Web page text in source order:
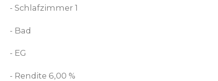
- Schlafzimmer 1
- Bad
- EG
- Rendite 6,00 %